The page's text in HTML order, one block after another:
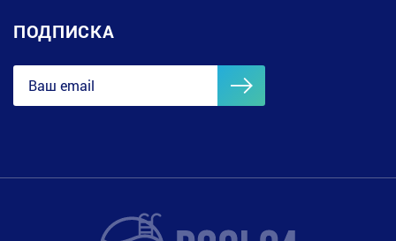
ПОДПИСКА